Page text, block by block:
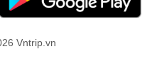
Vntrip.vn